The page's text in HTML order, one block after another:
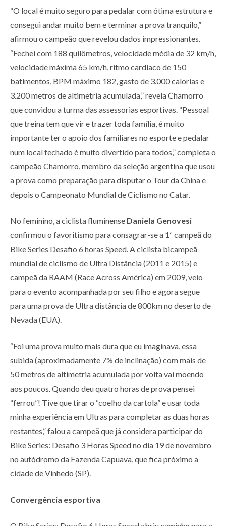
“O local é muito seguro para pedalar com ótima estrutura e
consegui andar muito bem e terminar a prova tranquilo,”
afirmou o campeão que revelou dados impressionantes.
“Fechei com 188 quilômetros, velocidade média de 32 km/h,
velocidade máxima 65 km/h, ritmo cardíaco de 150
batimentos, BPM máximo 182, gasto de 3.000 calorias e
3.200 metros de altimetria acumulada,” revela Chamorro
que convidou a turma das assessorias esportivas. “Pessoal
que treina tem que vir e trazer toda família, é muito
importante ter o apoio dos familiares no esporte e pedalar
num local fechado é muito divertido para todos,” completa o
campeão Chamorro, membro da seleção argentina que usou
a prova como preparação para disputar o Tour da China e
depois o Campeonato Mundial de Ciclismo no Catar.
No feminino, a ciclista fluminense Daniela Genovesi
confirmou o favoritismo para consagrar-se a 1ª campeã do
Bike Series Desafio 6 horas Speed. A ciclista bicampeã
mundial de ciclismo de Ultra Distância (2011 e 2015) e
campeã da RAAM (Race Across América) em 2009, veio
para o evento acompanhada por seu filho e agora segue
para uma prova de Ultra distância de 800km no deserto de
Nevada (EUA).
“Foi uma prova muito mais dura que eu imaginava, essa
subida (aproximadamente 7% de inclinação) com mais de
50 metros de altimetria acumulada por volta vai moendo
aos poucos. Quando deu quatro horas de prova pensei
“ferrou”! Tive que tirar o “coelho da cartola” e usar toda
minha experiência em Ultras para completar as duas horas
restantes,” falou a campeã que já considera participar do
Bike Series: Desafio 3 Horas Speed no dia 19 de novembro
no autódromo da Fazenda Capuava, que fica próximo a
cidade de Vinhedo (SP).
Convergência esportiva